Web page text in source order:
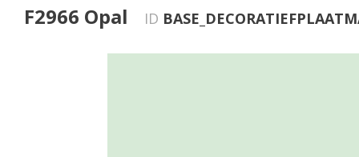
F2966 Opal ID